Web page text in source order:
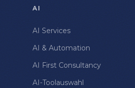
AI
AI Services
AI & Automation
AI First Consultancy
AI-Toolauswahl